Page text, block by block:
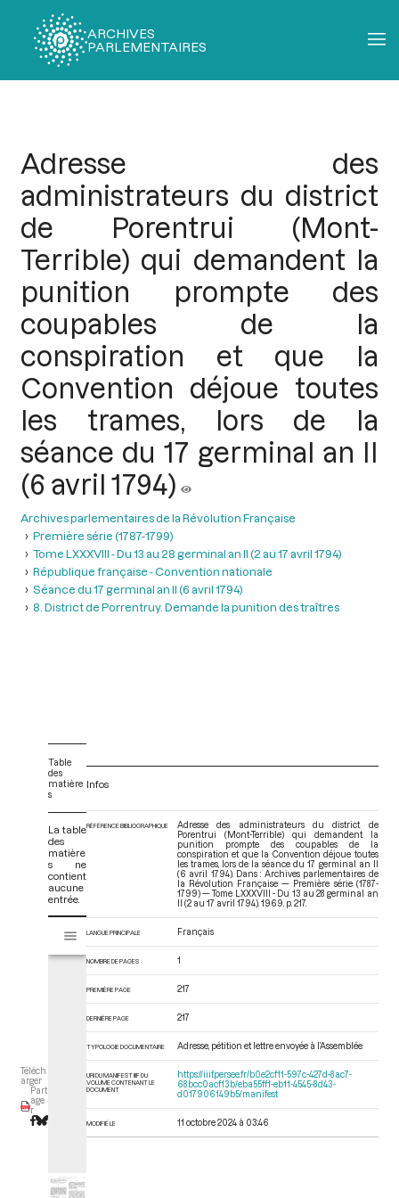
ARCHIVES
PARLEMENTAIRES
Adresse des
administrateurs du district
de Porentrui (Mont-
Terrible) qui demandent la
punition prompte des
coupables de la
conspiration et que la
Convention déjoue toutes
les trames, lors de la
séance du 17 germinal an II
(6 avril 1794)
Archives parlementaires de la Révolution Française
Première série (1787-1799)
Tome LXXXVIII - Du 13 au 28 germinal an II (2 au 17 avril 1794)
République française - Convention nationale
Séance du 17 germinal an II (6 avril 1794)
8. District de Porrentruy. Demande la punition des traîtres
Téléch
arger
Part
age
r
Table
des
matière
s
La table
des
matière
s ne
contient
aucune
entrée.
s
d
Tome LXXXVIII - Du 13 au 28 germinal an II (2 au 17 avril 1794)
Infos
RÉFÉRENCE BIBLIOGRAPHIQUE
Adresse des administrateurs du district de
Porentrui (Mont-Terrible) qui demandent la
punition prompte des coupables de la
conspiration et que la Convention déjoue toutes
les trames, lors de la séance du 17 germinal an II
(6 avril 1794). Dans : Archives parlementaires de
la Révolution Française — Première série (1787-
1799) — Tome LXXXVIII - Du 13 au 28 germinal an
II (2 au 17 avril 1794). 1969. p. 217.
LANGUE PRINCIPALE Français
NOMBRE DE PAGES 1
PREMIÈRE PAGE 217
DERNIÈRE PAGE 217
TYPOLOGIE DOCUMENTAIRE Adresse, pétition et lettre envoyée à l’Assemblée
URI DU MANIFEST IIIF DU
VOLUME CONTENANT LE
DOCUMENT
https://iiif.persee.fr/b0e2cf11-597c-427d-8ac7-
68bcc0acf13b/eba55ff1-eb11-4545-8d43-
d017906149b5/manifest
MODIFIÉ LE 11 octobre 2024 à 03:46